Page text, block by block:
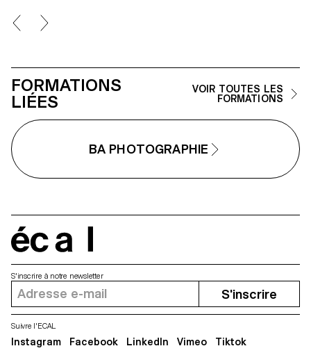
semblant. Iels construisent un
projet qui joue avec les limites de
FORMATIONS
LIÉES
VOIR TOUTES LES
FORMATIONS
BA PHOTOGRAPHIE
S'inscrire à notre newsletter
S'inscrire
Suivre l'ECAL
Instagram Facebook LinkedIn Vimeo Tiktok